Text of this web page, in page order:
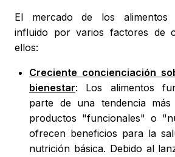
El mercado de los alimentos
influido por varios factores de
ellos:
Creciente concienciación
bienestar: Los alimentos
parte de una tendencia
productos "funcionales" o
ofrecen beneficios para la
nutrición básica. Debido al